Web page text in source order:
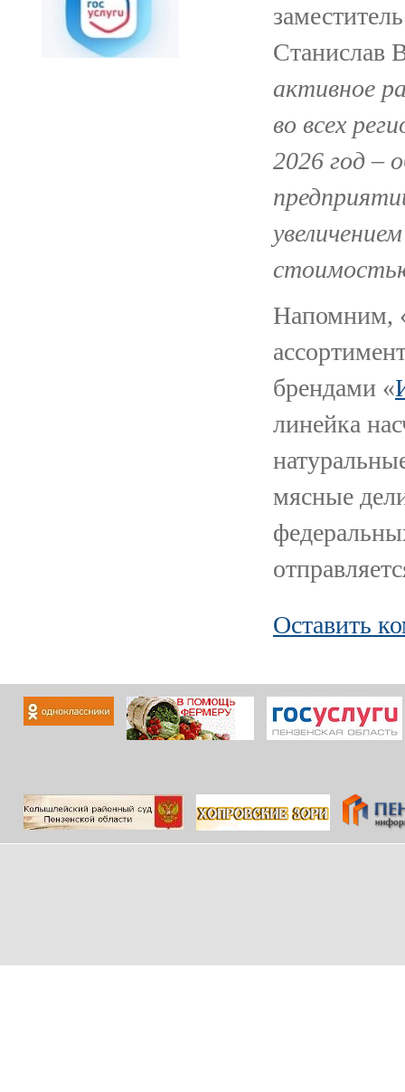
Станислав
активное
во всех
2026 год –
Напомним,
брендами «
линейка
мясные
Оставить